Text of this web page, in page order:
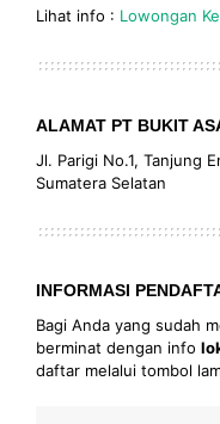
Lihat info : Lowongan
ALAMAT PT BUKIT
Jl. Parigi No.1, Tanjung
Sumatera Selatan
INFORMASI
Bagi Anda yang sudah
berminat dengan info
daftar melalui tombol